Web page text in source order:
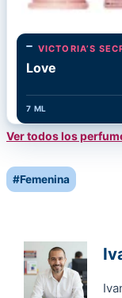
VICTORIA’S
Love
7 ML
Ver todos los
Post
Tags:
#Femenina